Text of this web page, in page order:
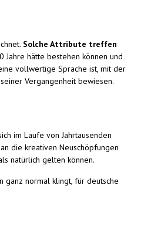
Solche Attribute treffen
Jahre hätte bestehen können und
vollwertige Sprache ist, mit der
Vergangenheit bewiesen.
im Laufe von Jahrtausenden
die kreativen Neuschöpfungen
natürlich gelten können.
ganz normal klingt, für deutsche